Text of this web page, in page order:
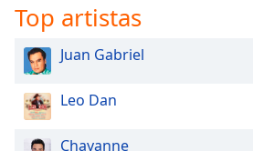
Top artistas
Juan Gabriel
Leo Dan
Chayanne